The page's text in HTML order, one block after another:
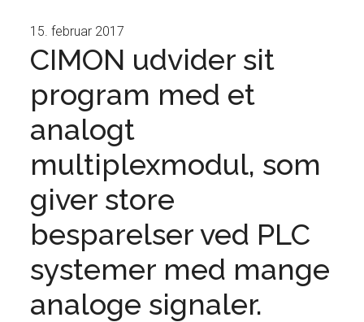
15. februar 2017
CIMON udvider sit
program med et
analogt
multiplexmodul, som
giver store
besparelser ved PLC
systemer med mange
analoge signaler.